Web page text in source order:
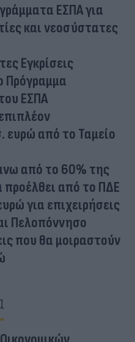
ΕΣΠΑ για
και νεοσύστατες
Εγκρίσεις
Πρόγραμμα
ΕΣΠΑ
ευρώ από το Ταμείο
από το 60% της
από το ΠΔΕ
για επιχειρήσεις
Πελοπόννησο
που θα μοιραστούν